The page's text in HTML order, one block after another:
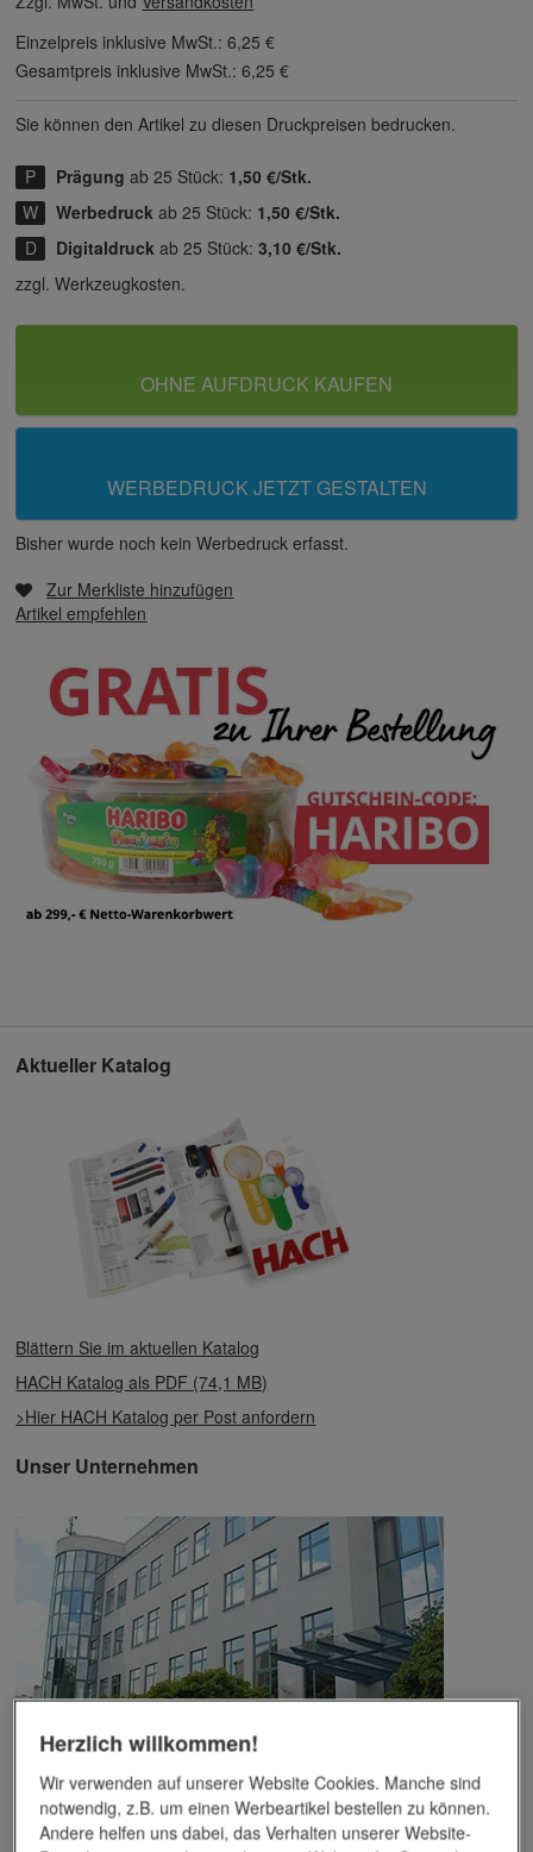
Einzelpreis inklusive MwSt.:6,25 €
Gesamtpreis inklusive MwSt.:6,25 €
Sie können den Artikel zu diesen Druck­preisen bedrucken.
Prägung ab 25 Stück: 1,50 €/Stk.
Werbedruck ab 25 Stück: 1,50 €/Stk.
Digitaldruck ab 25 Stück:3,10 €/Stk.
zzgl. Werkzeugkosten.
OHNE AUFDRUCK KAUFEN
WERBEDRUCK JETZT GESTALTEN
Bisher wurde noch kein Werbedruck erfasst.
Zur Merkliste hinzufügen
Artikel empfehlen
Aktueller Katalog
Blättern Sie im aktuellen Katalog
HACH Katalog als PDF (74,1 MB)
>Hier HACH Katalog per Post anfordern
Unser Unternehmen
Das Unternehmen verfügt über jahrzehntelange Erfahrung im
Bereich der Werbemittelveredelung und im Werbeartikel-Markt.
Dieses Wissen kommt unseren Kunden tagtäglich zugute,
insbesondere wenn es um professionellenWerbedruckund
Herzlich willkommen!
Wir verwenden auf unserer Website Cookies. Manche sind
notwendig, z.B. um einen Werbeartikel bestellen zu können.
Andere helfen uns dabei, das Verhalten unserer Website-